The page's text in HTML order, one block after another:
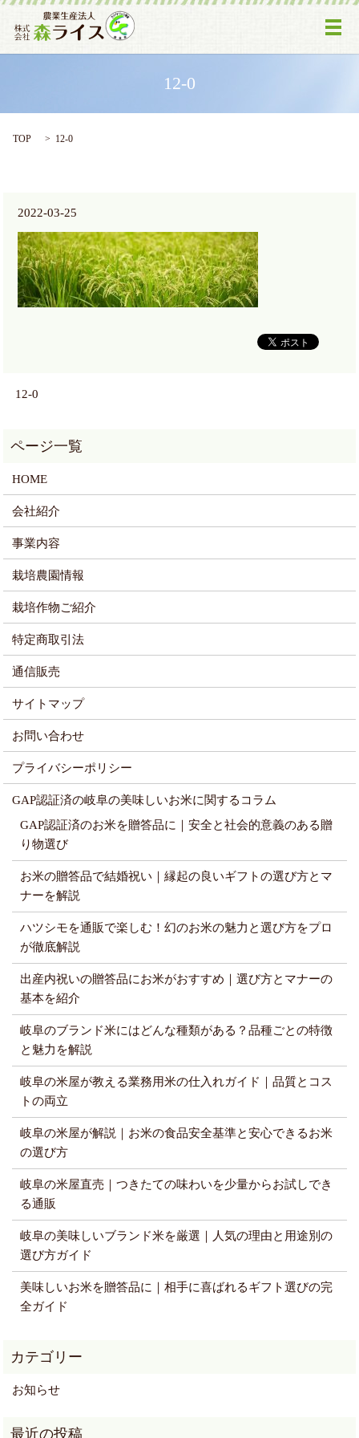
メ
12-0
TOP 12-0
2022-03-25
12-0
HOME
会社紹介
事業内容
栽培農園情報
栽培作物ご紹介
特定商取引法
通信販売
サイトマップ
お問い合わせ
プライバシーポリシー
GAP認証済の岐阜の美味しいお米に関するコラム
GAP認証済のお米を贈答品に｜安全と社会的意義のある贈
り物選び
お米の贈答品で結婚祝い｜縁起の良いギフトの選び方とマ
ナーを解説
ハツシモを通販で楽しむ！幻のお米の魅力と選び方をプロ
が徹底解説
出産内祝いの贈答品にお米がおすすめ｜選び方とマナーの
基本を紹介
岐阜のブランド米にはどんな種類がある？品種ごとの特徴
と魅力を解説
岐阜の米屋が教える業務用米の仕入れガイド｜品質とコス
トの両立
岐阜の米屋が解説｜お米の食品安全基準と安心できるお米
の選び方
岐阜の米屋直売｜つきたての味わいを少量からお試しでき
る通販
岐阜の美味しいブランド米を厳選｜人気の理由と用途別の
選び方ガイド
美味しいお米を贈答品に｜相手に喜ばれるギフト選びの完
全ガイド
お知らせ